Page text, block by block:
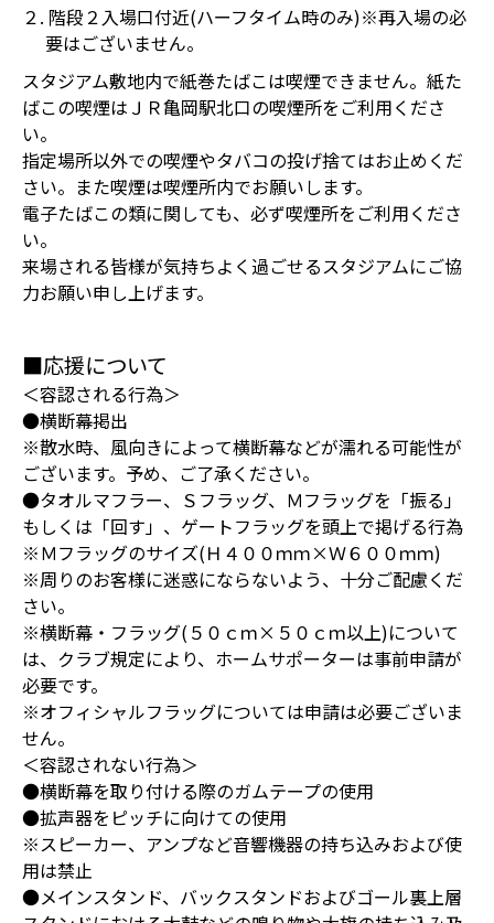
２. 階段２入場口付近(ハーフタイム時のみ)※再入場の必
要はございません。
スタジアム敷地内で紙巻たばこは喫煙できません。紙た
ばこの喫煙はＪＲ亀岡駅北口の喫煙所をご利用くださ
い。
指定場所以外での喫煙やタバコの投げ捨てはお止めくだ
さい。また喫煙は喫煙所内でお願いします。
電子たばこの類に関しても、必ず喫煙所をご利用くださ
い。
来場される皆様が気持ちよく過ごせるスタジアムにご協
力お願い申し上げます。
■応援について
＜容認される行為＞
●横断幕掲出
※散水時、風向きによって横断幕などが濡れる可能性が
ございます。予め、ご了承ください。
●タオルマフラー、Ｓフラッグ、Ｍフラッグを「振る」
もしくは「回す」、ゲートフラッグを頭上で掲げる行為
※Ｍフラッグのサイズ(Ｈ４００ｍｍ×Ｗ６００ｍｍ)
※周りのお客様に迷惑にならないよう、十分ご配慮くだ
さい。
※横断幕・フラッグ(５０ｃｍ×５０ｃｍ以上)について
は、クラブ規定により、ホームサポーターは事前申請が
必要です。
※オフィシャルフラッグについては申請は必要ございま
せん。
＜容認されない行為＞
●横断幕を取り付ける際のガムテープの使用
●拡声器をピッチに向けての使用
※スピーカー、アンプなど音響機器の持ち込みおよび使
用は禁止
●メインスタンド、バックスタンドおよびゴール裏上層